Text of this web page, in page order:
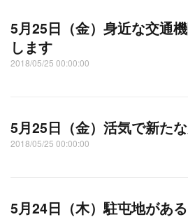
5月25日（金）身近な交通
します
2018/05/25 00:00:00
5月25日（金）活気で新た
2018/05/25 00:00:00
5月24日（木）駐屯地があ